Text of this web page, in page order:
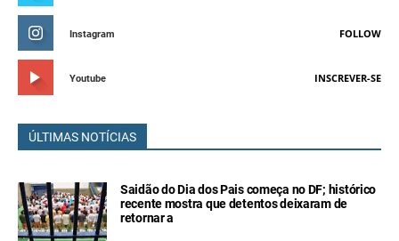
Instagram FOLLOW
Youtube INSCREVER-SE
ÚLTIMAS NOTÍCIAS
Saidão do Dia dos Pais começa no DF; histórico
recente mostra que detentos deixaram de
retornar a